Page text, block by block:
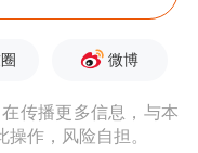
科技势能、产
力量。
期、跨市场运
微博
传播更多信息，与本
作，风险自担。